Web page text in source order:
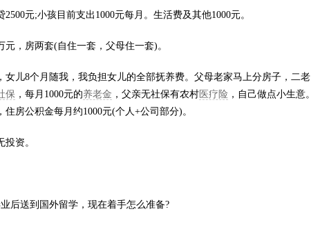
元;小孩目前支出1000元每月。生活费及其他1000元。
，房两套(自住一套，父母住一套)。
儿8个月随我，我负担女儿的全部抚养费。父母老家马上分房子，二老
保 ，每月1000元的养老金 ，父亲无社保有农村 医疗险 ，自己做点小生意。
房公积金每月约1000元(个人+公司部分)。
资。
送到国外留学，现在着手怎么准备?